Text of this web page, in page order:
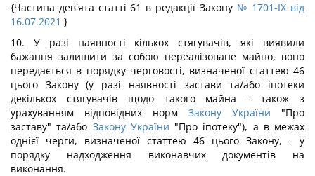
{Частина дев'ята статті 61 в редакції Закону № 1701-IX від
16.07.2021 }
10. У разі наявності кількох стягувачів, які виявили
бажання залишити за собою нереалізоване майно, воно
передається в порядку черговості, визначеної статтею 46
цього Закону (у разі наявності застави та/або іпотеки
декількох стягувачів щодо такого майна - також з
урахуванням відповідних норм Закону України "Про
заставу" та/або Закону України "Про іпотеку"), а в межах
однієї черги, визначеної статтею 46 цього Закону, - у
порядку надходження виконавчих документів на
виконання.